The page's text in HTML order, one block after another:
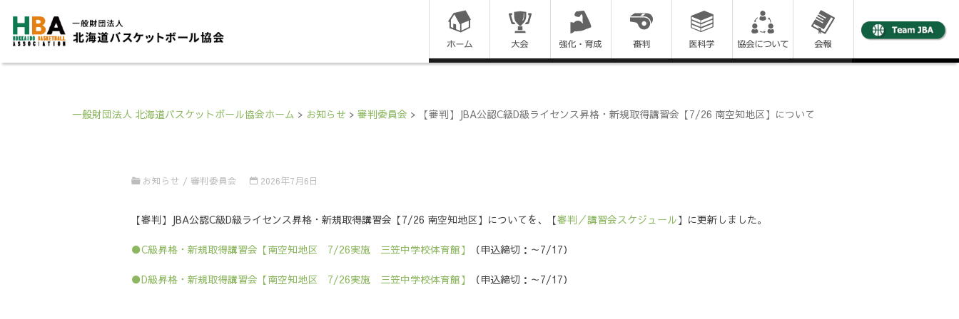
コ
ン
キ
ッ
プ
一般財団法人 北海道バスケットボール協会ホーム > お知らせ > 審判委員会 > 【審判】JBA公認C級D級ライセンス昇格・新規取得講習会【7/26 南空知地区】について
お知らせ / 審判委員会 2026年7月6日
【審判】JBA公認C級D級ライセンス昇格・新規取得講習会【7/26 南空知地区】についてを、【審判／講習会スケジュール】に更新しました。
●C級昇格・新規取得講習会【南空知地区 7/26実施 三笠中学校体育館】 （申込締切：～7/17）
●D級昇格・新規取得講習会【南空知地区 7/26実施 三笠中学校体育館】 （申込締切：～7/17）